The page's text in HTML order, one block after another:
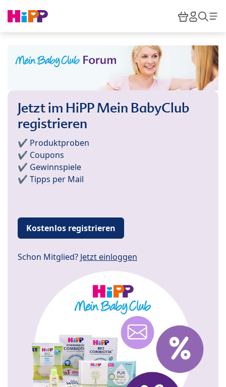
HiPP
Jetzt im HiPP Mein BabyClub
registrieren
✔️ Produktproben
✔️ Coupons
✔️ Gewinnspiele
✔️ Tipps per Mail
Kostenlos registrieren
Schon Mitglied? Jetzt einloggen